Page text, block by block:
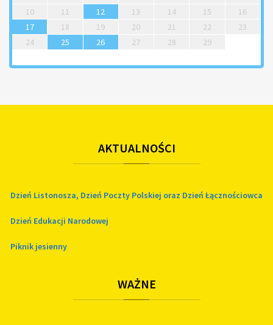
10
11 12 13 14 15
16
17
18 19 20 21 22
23
24
25 26 27 28 29
AKTUALNOŚCI
Dzień Listonosza, Dzień Poczty Polskiej oraz Dzień Łącznościowca
Dzień Edukacji Narodowej
Piknik jesienny
WAŻNE